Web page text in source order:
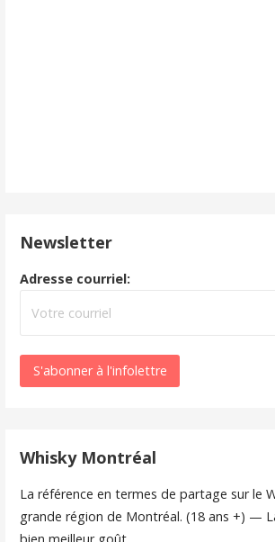
Newsletter
Adresse courriel:
Whisky Montréal
La référence en termes de partage sur le
grande région de Montréal. (18 ans +) —